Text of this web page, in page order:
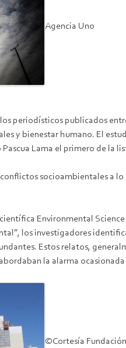
Agencia Uno
periodísticos publicados
y bienestar humano. El
Lama el primero de la
socioambientales a
Environmental
los investigadores
Estos relatos,
la alarma
©Cortesía